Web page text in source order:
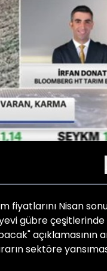
fiyatlarını Nisan
gübre çeşitlerinde
açıklamasının
sektöre